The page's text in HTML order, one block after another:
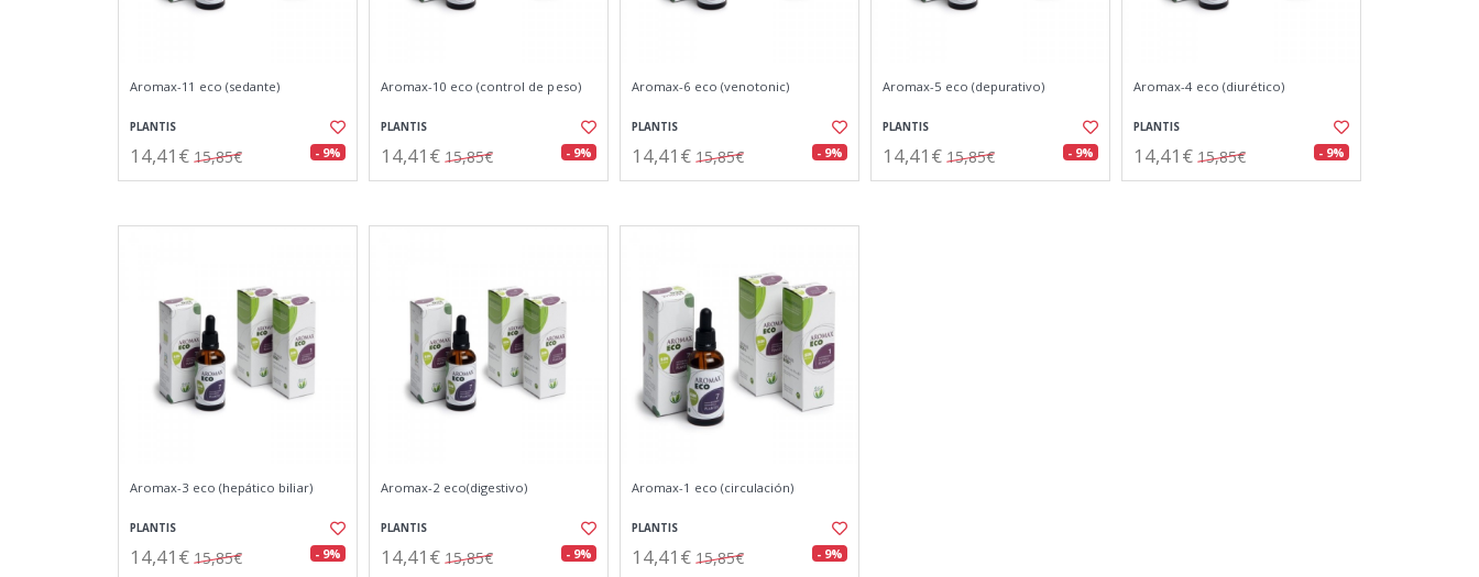
Aromax-11 eco (sedante)
PLANTIS
14,41€ 15,85€ - 9%
Aromax-10 eco (control de peso)
PLANTIS
14,41€ 15,85€ - 9%
Aromax-6 eco (venotonic)
PLANTIS
14,41€ 15,85€ - 9%
Aromax-5 eco (depurativo)
PLANTIS
14,41€ 15,85€ - 9%
Aromax-4 eco (diurético)
PLANTIS
14,41€ 15,85€ - 9%
Aromax-3 eco (hepático biliar)
PLANTIS
14,41€ 15,85€ - 9%
Aromax-2 eco(digestivo)
PLANTIS
14,41€ 15,85€ - 9%
Aromax-1 eco (circulación)
PLANTIS
14,41€ 15,85€ - 9%